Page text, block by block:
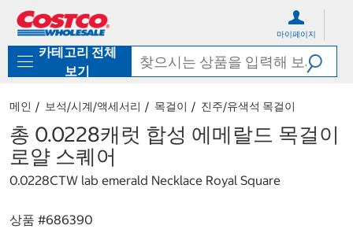
로
기
가
마이페이지
카테고리 전체
보기
메인 보석/시계/액세서리 목걸이 진주/유색석 목걸이
총 0.0228캐럿 합성 에메랄드 목걸이
로얄 스퀘어
0.0228CTW lab emerald Necklace Royal Square
상품 #686390